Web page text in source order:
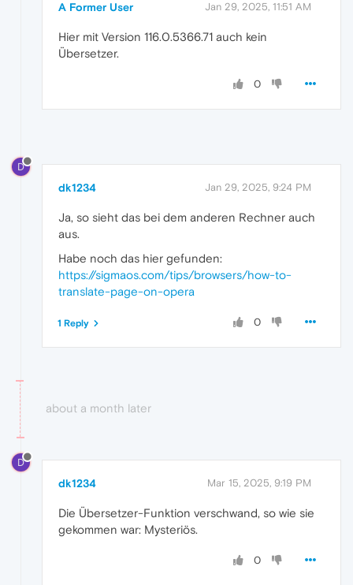
A Former User Jan 29, 2025, 11:51 AM
Hier mit Version 116.0.5366.71 auch kein
Übersetzer.
0
D
dk1234 Jan 29, 2025, 9:24 PM
Ja, so sieht das bei dem anderen Rechner auch
aus.
Habe noch das hier gefunden:
https://sigmaos.com/tips/browsers/how-to-
translate-page-on-opera
0
1 Reply
about a month later
D
dk1234 Mar 15, 2025, 9:19 PM
Die Übersetzer-Funktion verschwand, so wie sie
gekommen war: Mysteriös.
0